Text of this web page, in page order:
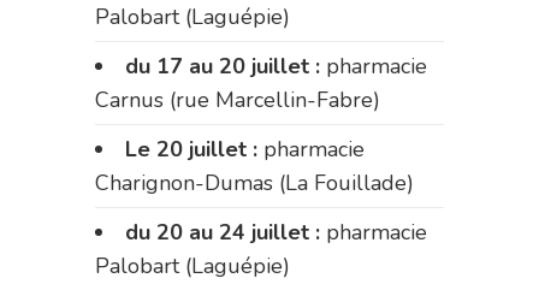
Palobart (Laguépie)
du 17 au 20 juillet : pharmacie
Carnus (rue Marcellin-Fabre)
Le 20 juillet : pharmacie
Charignon-Dumas (La Fouillade)
du 20 au 24 juillet : pharmacie
Palobart (Laguépie)